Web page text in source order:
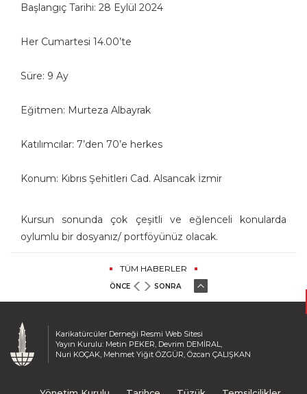
Başlangıç Tarihi: 28 Eylül 2024
Her Cumartesi 14.00’te
Süre: 9 Ay
Eğitmen: Murteza Albayrak
Katılımcılar: 7’den 70’e herkes
Konum: Kıbrıs Şehitleri Cad. Alsancak İzmir
Kursun sonunda çok çeşitli ve eğlenceli konularda
oylumlu bir dosyanız/ portföyünüz olacak.
TÜM HABERLER
ÖNCE SONRA
Karikatürcüler Derneği Resmi Web Sitesi
Yayın Kurulu: Metin PEKER, Devrim DEMİRAL,
Nuri KOÇAK, Mehmet Yiğit ÖZGÜR, Özcan ÇALIŞKAN